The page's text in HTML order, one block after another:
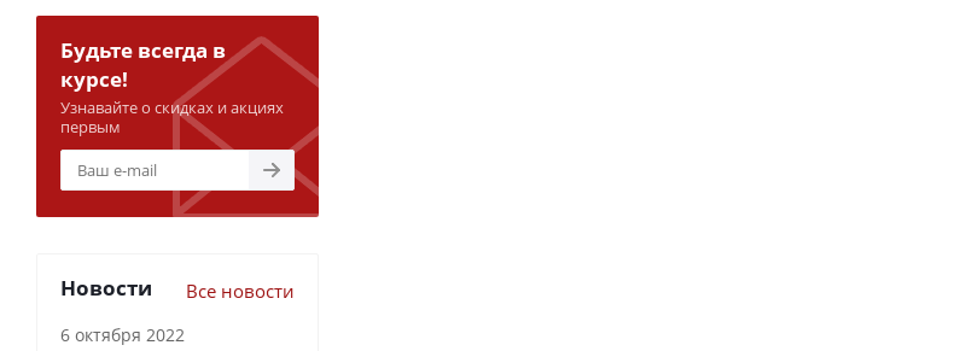
Будьте всегда в
курсе!
Узнавайте о скидках и акциях
первым
Новости Все новости
6 октября 2022